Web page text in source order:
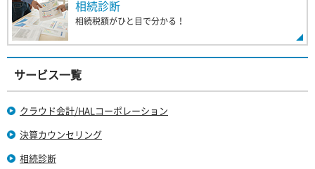
相続診断
相続税額がひと目で分かる！
サービス一覧
クラウド会計/HALコーポレーション
決算カウンセリング
相続診断